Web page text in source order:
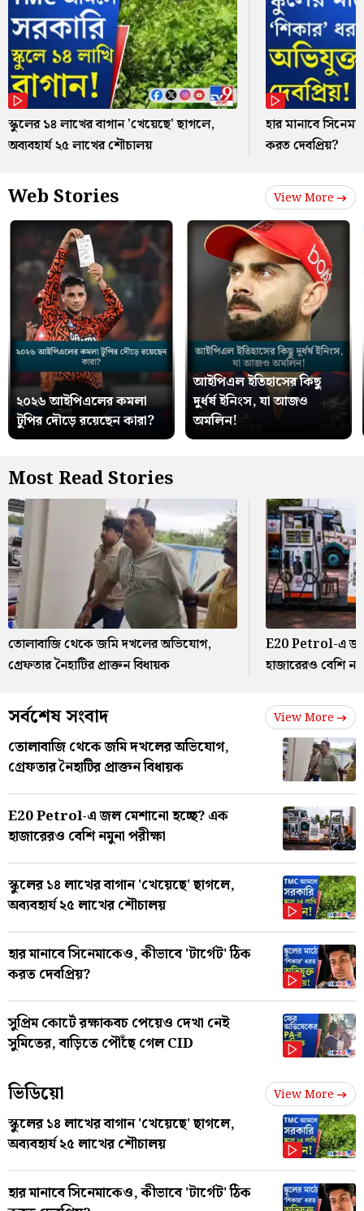
স্কুলের ১৪ লাখের বাগান 'খেয়েছে' ছাগলে,
অব্যবহার্য ২৫ লাখের শৌচালয়
হার মানাবে
করত দেবপ্রিয়?
Web Stories View More
২০২৬ আইপিএলের কমলা
টুপির দৌড়ে রয়েছেন কারা?
আইপিএল ইতিহাসের কিছু
দুর্ধর্ষ ইনিংস, যা আজও
অমলিন!
Most Read Stories
তোলাবাজি থেকে জমি দখলের অভিযোগ,
গ্রেফতার নৈহাটির প্রাক্তন বিধায়ক
E20 Petrol-এ
হাজারেরও বেশি
সর্বশেষ সংবাদ View More
তোলাবাজি থেকে জমি দখলের অভিযোগ,
গ্রেফতার নৈহাটির প্রাক্তন বিধায়ক
E20 Petrol-এ জল মেশানো হচ্ছে? এক
হাজারেরও বেশি নমুনা পরীক্ষা
স্কুলের ১৪ লাখের বাগান 'খেয়েছে' ছাগলে,
অব্যবহার্য ২৫ লাখের শৌচালয়
হার মানাবে সিনেমাকেও, কীভাবে 'টার্গেট' ঠিক
করত দেবপ্রিয়?
সুপ্রিম কোর্টে রক্ষাকবচ পেয়েও দেখা নেই
সুমিতের, বাড়িতে পৌঁছে গেল CID
ভিডিয়ো View More
স্কুলের ১৪ লাখের বাগান 'খেয়েছে' ছাগলে,
অব্যবহার্য ২৫ লাখের শৌচালয়
হার মানাবে সিনেমাকেও, কীভাবে 'টার্গেট' ঠিক